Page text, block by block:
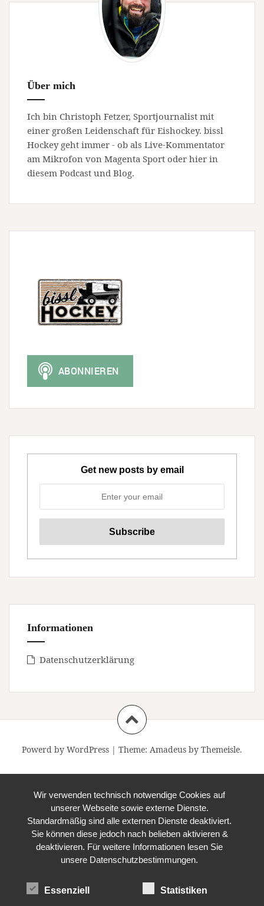
Über mich
Ich bin Christoph Fetzer, Sportjournalist mit
einer großen Leidenschaft für Eishockey. bissl
Hockey geht immer - ob als Live-Kommentator
am Mikrofon von Magenta Sport oder hier in
diesem Podcast und Blog.
Get new posts by email
Informationen
Datenschutzerklärung
Powerd by WordPress | Theme: Amadeus by Themeisle.
Wir verwenden technisch notwendige Cookies auf
unserer Webseite sowie externe Dienste.
Standardmäßig sind alle externen Dienste deaktiviert.
Sie können diese jedoch nach belieben aktivieren &
deaktivieren. Für weitere Informationen lesen Sie
unsere Datenschutzbestimmungen.
Essenziell Statistiken